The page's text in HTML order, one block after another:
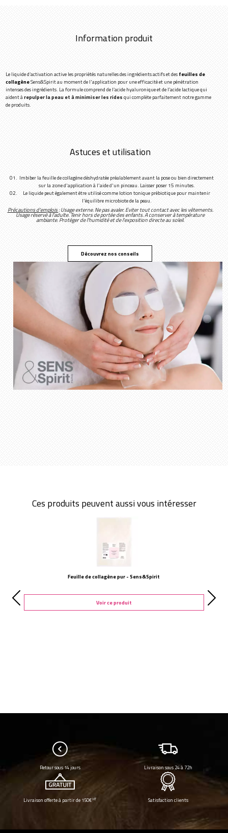
Information produit
Le liquide d’activation active les propriétés naturelles des ingrédients actifs et desfeuilles de
collagèneSens&Spirit au moment de l'application pour une efficacité et une pénétration
intenses des ingrédients. La formule comprend de l’acide hyaluronique et de l’acide lactique qui
aident àrepulper la peau et àminimiser les ridesqui complète parfaitement notre gamme
de produits.
Astuces et utilisation
Imbiber la feuille de collagène déshydratée préalablement avant la pose ou bien directement
sur la zone d'application à l'aide d'un pinceau. Laisser poser 15 minutes.
Le liquide peut également être utilisé comme lotion tonique prébiotique pour maintenir
l'équilibre microbiote de la peau.
Précautions d'emplois: Usage externe. Ne pas avaler. Eviter tout contact avec les vêtements.
Usage réservé à l'adulte. Tenir hors de portée des enfants. A conserver à température
ambiante. Protéger de l'humidité et de l'exposition directe au soleil.
Découvrez nos conseils
Ces produits peuvent aussi vous intéresser
Feuille de collagène pur - Sens&Spirit
Voir ce produit
Retour sous 14 jours Livraison sous 24 à 72h
Livraison offerte à partir de 150€HT Satisfaction clients